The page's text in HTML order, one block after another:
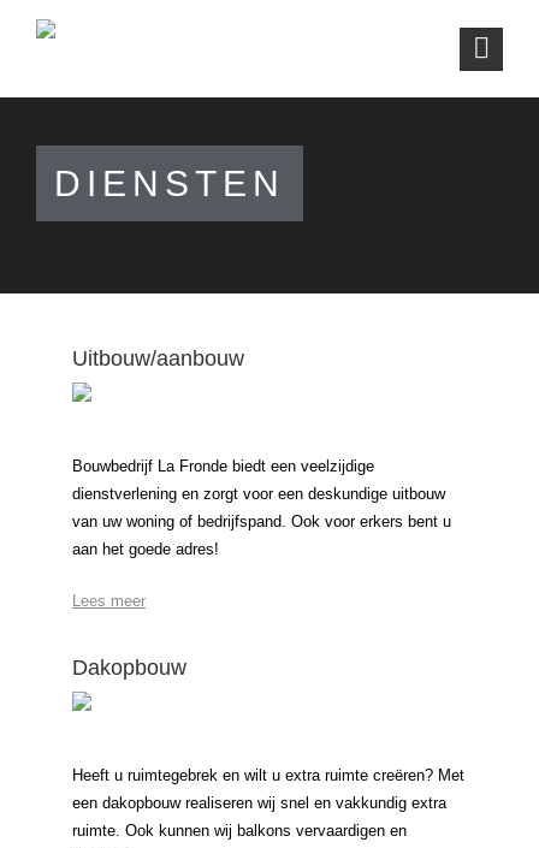
DIENSTEN
Uitbouw/aanbouw
Bouwbedrijf La Fronde biedt een veelzijdige
dienstverlening en zorgt voor een deskundige uitbouw
van uw woning of bedrijfspand. Ook voor erkers bent u
aan het goede adres!
Lees meer
Dakopbouw
Heeft u ruimtegebrek en wilt u extra ruimte creëren? Met
een dakopbouw realiseren wij snel en vakkundig extra
ruimte. Ook kunnen wij balkons vervaardigen en